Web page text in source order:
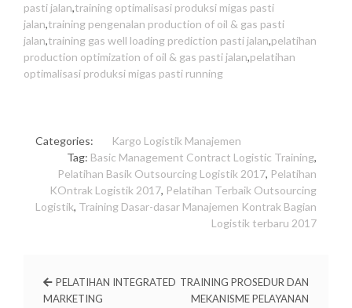
pasti jalan,training optimalisasi produksi migas pasti
jalan,training pengenalan production of oil & gas pasti
jalan,training gas well loading prediction pasti jalan,pelatihan
production optimization of oil & gas pasti jalan,pelatihan
optimalisasi produksi migas pasti running
Categories: Kargo Logistik Manajemen
Tag: Basic Management Contract Logistic Training,
Pelatihan Basik Outsourcing Logistik 2017, Pelatihan
KOntrak Logistik 2017, Pelatihan Terbaik Outsourcing
Logistik, Training Dasar-dasar Manajemen Kontrak Bagian
Logistik terbaru 2017
PELATIHAN INTEGRATED
MARKETING
TRAINING PROSEDUR DAN
MEKANISME PELAYANAN